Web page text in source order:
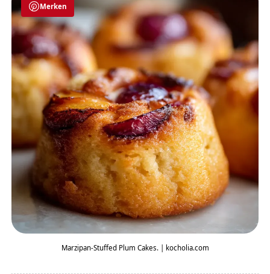
Merken
Marzipan-Stuffed Plum Cakes. | kocholia.com